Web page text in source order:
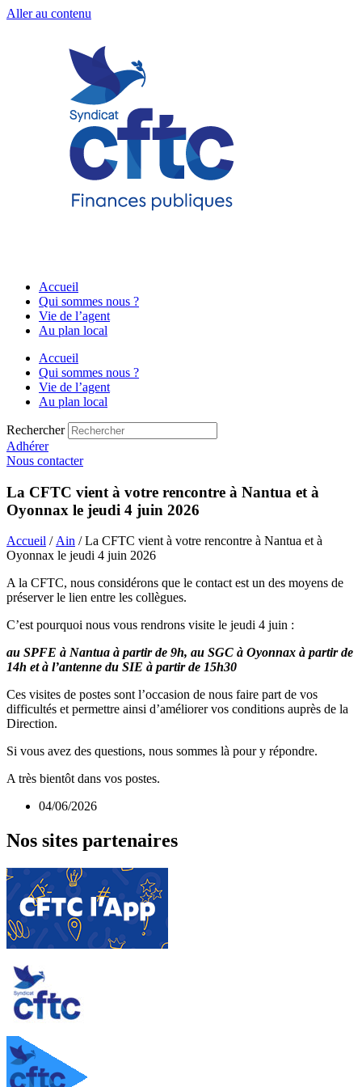
Aller au contenu
Accueil
Qui sommes nous ?
Vie de l’agent
Au plan local
Accueil
Qui sommes nous ?
Vie de l’agent
Au plan local
Rechercher
Adhérer
Nous contacter
La CFTC vient à votre rencontre à Nantua et à
Oyonnax le jeudi 4 juin 2026
Accueil /Ain / La CFTC vient à votre rencontre à Nantua et à
Oyonnax le jeudi 4 juin 2026
A la CFTC, nous considérons que le contact est un des moyens de
préserver le lien entre les collègues.
C’est pourquoi nous vous rendrons visite le jeudi 4 juin :
au SPFE à Nantua à partir de 9h, au SGC à Oyonnax à partir de
14h et à l’antenne du SIE à partir de 15h30
Ces visites de postes sont l’occasion de nous faire part de vos
difficultés et permettre ainsi d’améliorer vos conditions auprès de la
Direction.
Si vous avez des questions, nous sommes là pour y répondre.
A très bientôt dans vos postes.
04/06/2026
Nos sites partenaires